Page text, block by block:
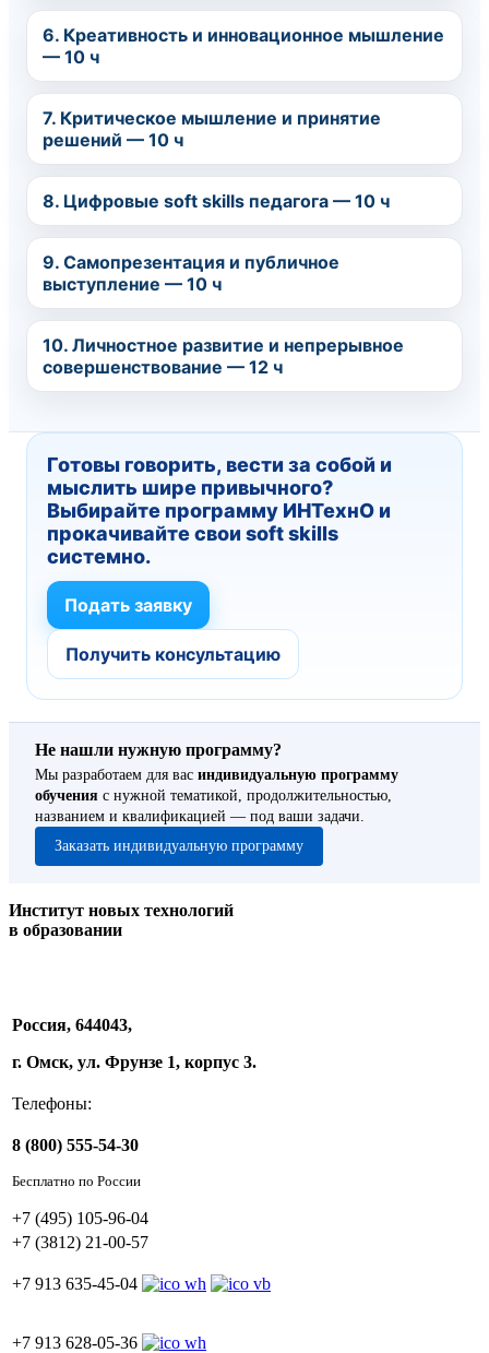
6. Креативность и инновационное мышление
— 10 ч
7. Критическое мышление и принятие
решений — 10 ч
8. Цифровые soft skills педагога — 10 ч
9. Самопрезентация и публичное
выступление — 10 ч
10. Личностное развитие и непрерывное
совершенствование — 12 ч
Готовы говорить, вести за собой и
мыслить шире привычного?
Выбирайте программу ИНТехнО и
прокачивайте свои soft skills
системно.
Подать заявку
Получить консультацию
Не нашли нужную программу?
Мы разработаем для вас индивидуальную программу
обучения с нужной тематикой, продолжительностью,
названием и квалификацией — под ваши задачи.
Заказать индивидуальную программу
Институт новых технологий
в образовании
Россия, 644043,
г. Омск, ул. Фрунзе 1, корпус 3.
Телефоны:
8 (800) 555-54-30
Бесплатно по России
+7 (495) 105-96-04
+7 (3812) 21-00-57
+7 913 635-45-04
+7 913 628-05-36